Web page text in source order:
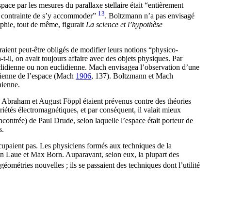
par les mesures du parallaxe stellaire était “entièrement
de s’y accommoder” 13. Boltzmann n’a pas envisagé
tout de même, figurait La science et l’hypothèse
peut-être obligés de modifier leurs notions “physico-
il, on avait toujours affaire avec des objets physiques. Par
ou non euclidienne. Mach envisagea l’observation d’une
de l’espace (Mach 1906, 137). Boltzmann et Mach
et August Föppl étaient prévenus contre des théories
électromagnétiques, et par conséquent, il valait mieux
de Paul Drude, selon laquelle l’espace était porteur de
pas. Les physiciens formés aux techniques de la
Laue et Max Born. Auparavant, selon eux, la plupart des
nouvelles ; ils se passaient des techniques dont l’utilité